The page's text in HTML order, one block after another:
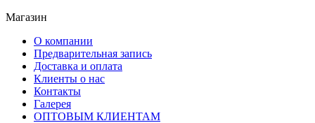
Магазин
О компании
Предварительная запись
Доставка и оплата
Клиенты о нас
Контакты
Галерея
ОПТОВЫМ КЛИЕНТАМ